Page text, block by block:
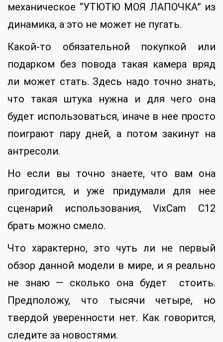
механическое “УТЮТЮ МОЯ ЛАПОЧКА” из
динамика, а это не может не пугать.
Какой-то обязательной покупкой или
подарком без повода такая камера вряд
ли может стать. Здесь надо точно знать,
что такая штука нужна и для чего она
будет использоваться, иначе в нее просто
поиграют пару дней, а потом закинут на
антресоли.
Но если вы точно знаете, что вам она
пригодится, и уже придумали для нее
сценарий использования, VixCam C12
брать можно смело.
Что характерно, это чуть ли не первый
обзор данной модели в мире, и я реально
не знаю — сколько она будет стоить.
Предположу, что тысячи четыре, но
твердой уверенности нет. Как говорится,
следите за новостями.